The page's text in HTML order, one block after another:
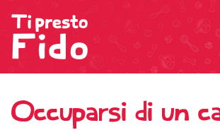
Occuparsi di un